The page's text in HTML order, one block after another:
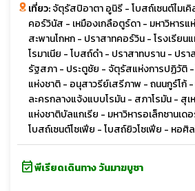
เที่ยว:จัตุรัสปิอาตา อูนิรี - โบสถ์เซนต์ไมเ
คอร์วินัส - เหมืองเกลือตูร์ดา - มหาวิหาร
สะพานโกหก - ปราสาทคอร์วิน - โรงเรียน
โรมาเนีย - โบสถ์ดำ - ปราสาทบราน - ปรา
รัฐสภา - ประตูชัย - จัตุรัสแห่งการปฏิวัติ -
แห่งชาติ - อนุสาวรีย์เสรีภาพ - ถนนกูร์โก้ -
ละครกลางแจ้งแบบโรมัน - สภาโรมัน -
แห่งชาติบัลแกเรีย - มหาวิหารอเล็กซานเด
โบสถ์เซนต์โซเฟีย - โบสถ์ยิวโซเฟีย - หอศิ
event_availableพีเรียดเดินทาง วันมาฆบูชา